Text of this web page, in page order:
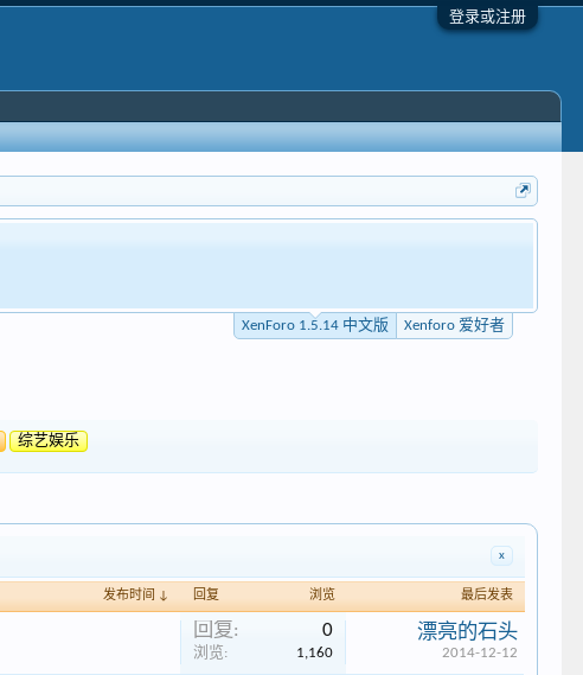
登录或注册
XenForo 1.5.14 中文版 Xenforo 爱好者
综艺娱乐
x
发布时间 ↓ 回复 浏览 最后发表
回复: 0
浏览: 1,160
漂亮的石头
2014-12-12